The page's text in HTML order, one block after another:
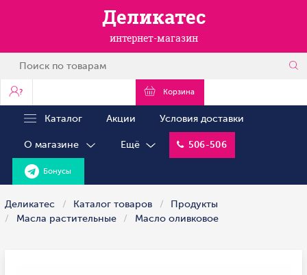
Деликатес
интернет-магазин
? Корзина
Каталог Акции Условия доставки
О магазине Ещё 506-506
Бонусы
Деликатес Каталог товаров
Продукты
Масла растительные
Масло оливковое